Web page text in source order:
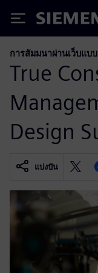
Siemens
การสัมมนาผ่านเว็บแบ
True
Design
แบ่งปัน